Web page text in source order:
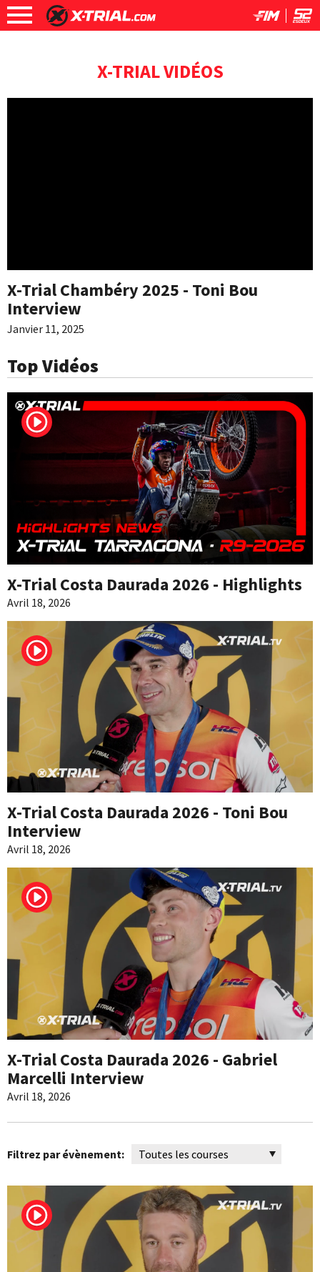
X-TRIAL VIDÉOS
X-Trial Chambéry 2025 - Toni Bou
Interview
Janvier 11, 2025
Top Vidéos
X-Trial Costa Daurada 2026 - Highlights
Avril 18, 2026
X-Trial Costa Daurada 2026 - Toni Bou
Interview
Avril 18, 2026
X-Trial Costa Daurada 2026 - Gabriel
Marcelli Interview
Avril 18, 2026
Filtrez par évènement: